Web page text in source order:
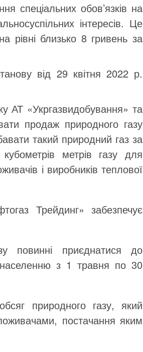
спеціальних обов’язків на
інтересів. Це
рівні близько 8 гривень за
від 29 квітня 2022 р.
АТ «Укргазвидобування» та
продаж природного газу
такий природний газ за
метрів газу для
і виробників теплової
Трейдинг» забезпечує
повинні приєднатися до
з 1 травня по 30
природного газу, який
постачання яким